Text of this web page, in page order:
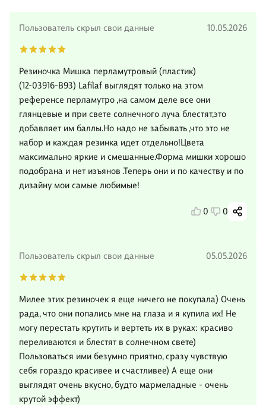
Пользователь скрыл свои данные 10.05.2026
Резиночка Мишка перламутровый (пластик)
(12-03916-B93) Lafilaf выглядят только на этом
референсе перламутро ,на самом деле все они
глянцевые и при свете солнечного луча блестят,это
добавляет им баллы.Но надо не забывать ,что это не
набор и каждая резинка идет отдельно!Цвета
максимально яркие и смешанные.Форма мишки хорошо
подобрана и нет изъянов .Теперь они и по качеству и по
дизайну мои самые любимые️️️️️️!
0 0
Пользователь скрыл свои данные 05.05.2026
Милее этих резиночек я еще ничего не покупала) Очень
рада, что они попались мне на глаза и я купила их! Не
могу перестать крутить и вертеть их в руках: красиво
переливаются и блестят в солнечном свете)
Пользоваться ими безумно приятно, сразу чувствую
себя гораздо красивее и счастливее) А еще они
выглядят очень вкусно, будто мармеладные - очень
крутой эффект)